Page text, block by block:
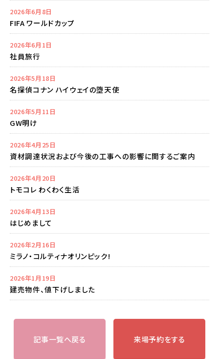
2026年6月8日
FIFA ワールドカップ
2026年6月1日
社員旅行
2026年5月18日
名探偵コナン ハイウェイの堕天使
2026年5月11日
GW明け
2026年4月25日
資材調達状況および今後の工事への影響に関するご案内
2026年4月20日
トモコレ わくわく生活
2026年4月13日
はじめまして
2026年2月16日
ミラノ・コルティナオリンピック!
2026年1月19日
建売物件、値下げしました
記事一覧へ戻る 来場予約をする